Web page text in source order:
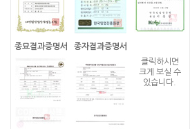
종묘결과증명서
종자결과증명서
클릭하시면
크게 보실 수
있습니다.